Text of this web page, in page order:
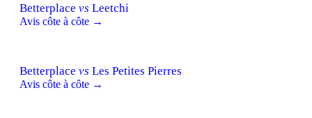
Betterplace vs Leetchi
Avis côte à côte →
Betterplace vs Les Petites Pierres
Avis côte à côte →